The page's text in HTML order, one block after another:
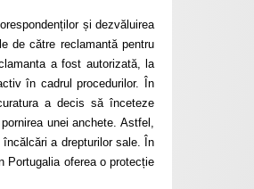
și dezvăluirea
de către reclamantă pentru
a fost autorizată, la
în cadrul procedurilor. În
a decis să înceteze
unei anchete. Astfel,
a drepturilor sale. În
Portugalia oferea o protecție